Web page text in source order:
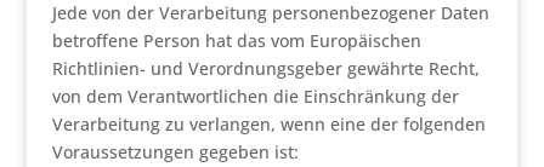
Jede von der Verarbeitung personenbezogener Daten
betroffene Person hat das vom Europäischen
Richtlinien- und Verordnungsgeber gewährte Recht,
von dem Verantwortlichen die Einschränkung der
Verarbeitung zu verlangen, wenn eine der folgenden
Voraussetzungen gegeben ist: